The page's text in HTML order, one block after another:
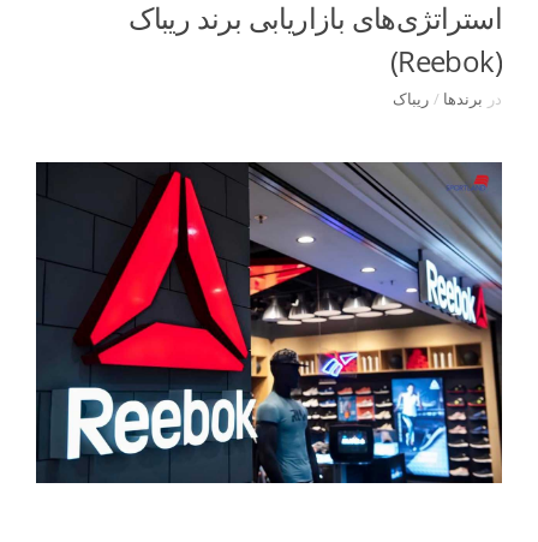
استراتژی‌های بازاریابی برند ریباک
(Reebok)
در برندها / ریباک